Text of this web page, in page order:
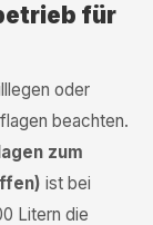
für
oder
beachten.
zum
ist bei
Litern die